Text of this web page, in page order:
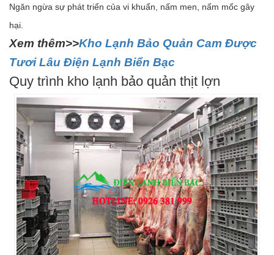
Ngăn ngừa sự phát triển của vi khuẩn, nấm men, nấm mốc gây
hại.
Xem thêm>>Kho Lạnh Bảo Quản Cam Được
Tươi Lâu Điện Lạnh Biển Bạc
Quy trình kho lạnh bảo quản thịt lợn